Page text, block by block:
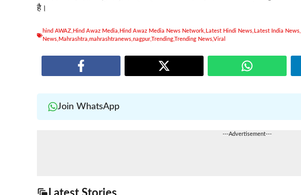
है।
hind AWAZ, Hind Awaz Media, Hind Awaz Media News Network, Latest Hindi News, Latest India News,
News, Mahrashtra,mahrashtranews,nagpur,Trending,Trending News,Viral
Join WhatsApp
---Advertisement---